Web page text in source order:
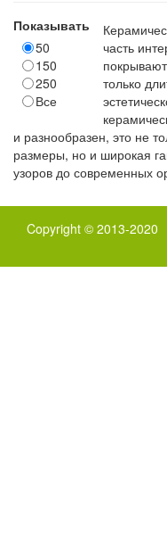
Показывать
50
150
250
Все
часть
только
и разнообразен, это не
размеры, но и широкая
узоров до современных
Copyright © 2013-2020